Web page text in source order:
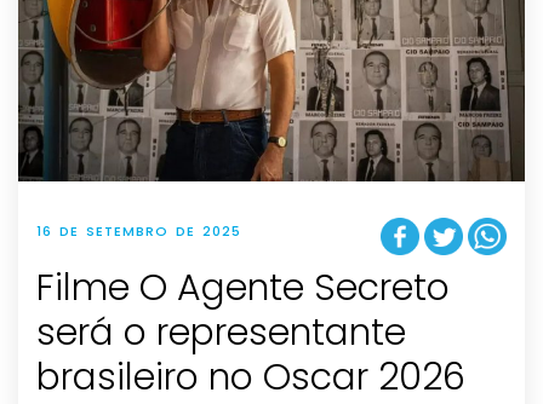
16 DE SETEMBRO DE 2025
Filme O Agente Secreto
será o representante
brasileiro no Oscar 2026